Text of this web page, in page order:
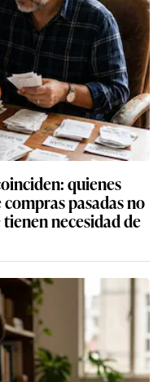
quienes
pasadas no
necesidad de